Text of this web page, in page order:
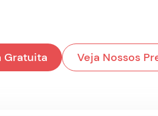
Gratuita Veja Nossos